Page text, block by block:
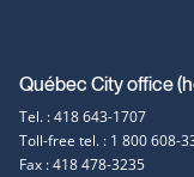
Contact
information
Québec City office
Tel. : 418 643-1707
Toll-free tel. : 1 800 608-
Fax : 418 478-3235